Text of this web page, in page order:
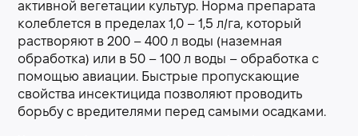
активной вегетации культур. Норма препарата
колеблется в пределах 1,0 – 1,5 л/га, который
растворяют в 200 – 400 л воды (наземная
обработка) или в 50 – 100 л воды – обработка с
помощью авиации. Быстрые пропускающие
свойства инсектицида позволяют проводить
борьбу с вредителями перед самыми осадками.